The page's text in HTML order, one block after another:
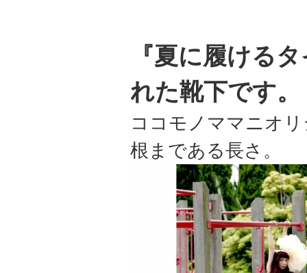
『夏に履ける
れた靴下です。
ココモノママニオ
根まである長さ。